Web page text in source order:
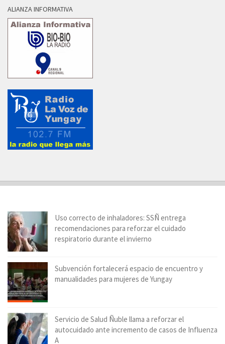
ALIANZA INFORMATIVA
Uso correcto de inhaladores: SSÑ entrega
recomendaciones para reforzar el cuidado
respiratorio durante el invierno
Subvención fortalecerá espacio de encuentro y
manualidades para mujeres de Yungay
Servicio de Salud Ñuble llama a reforzar el
autocuidado ante incremento de casos de Influenza
A